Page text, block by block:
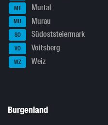
MT Murtal
MU Murau
SO Südoststeiermark
VO Voitsberg
WZ Weiz
Burgenland